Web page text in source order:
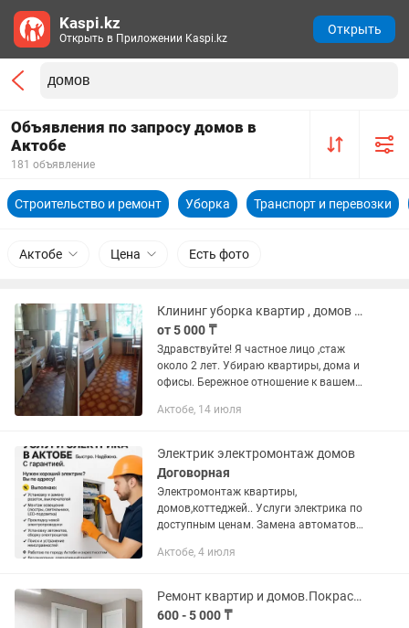
Объявления по запросу домов в
Актобе
181 объявление
Строительство и ремонт Уборка Транспорт и перевозки
Актобе Цена Есть фото
Клининг уборка квартир , домов и офисов
от 5 000 ₸
Здравствуйте! Я частное лицо ,стаж
около 2 лет. Убираю квартиры, дома и
офисы. Бережное отношение к вашему
профессионально и аккуратно О себе:
Актобе, 14 июля
Электрик электромонтаж домов
Договорная
Электромонтаж квартиры,
домов,коттеджей.. Услуги электрика по
доступным ценам. Замена автоматов.
светильников. Подключение плиты и
Актобе, 4 июля
Ремонт квартир и домов.Покраска, поклейка обоев, мокрый шёлк, багеты
600 - 5 000 ₸
Kaspi.kz
Открыть в Приложении Kaspi.kz
Открыть